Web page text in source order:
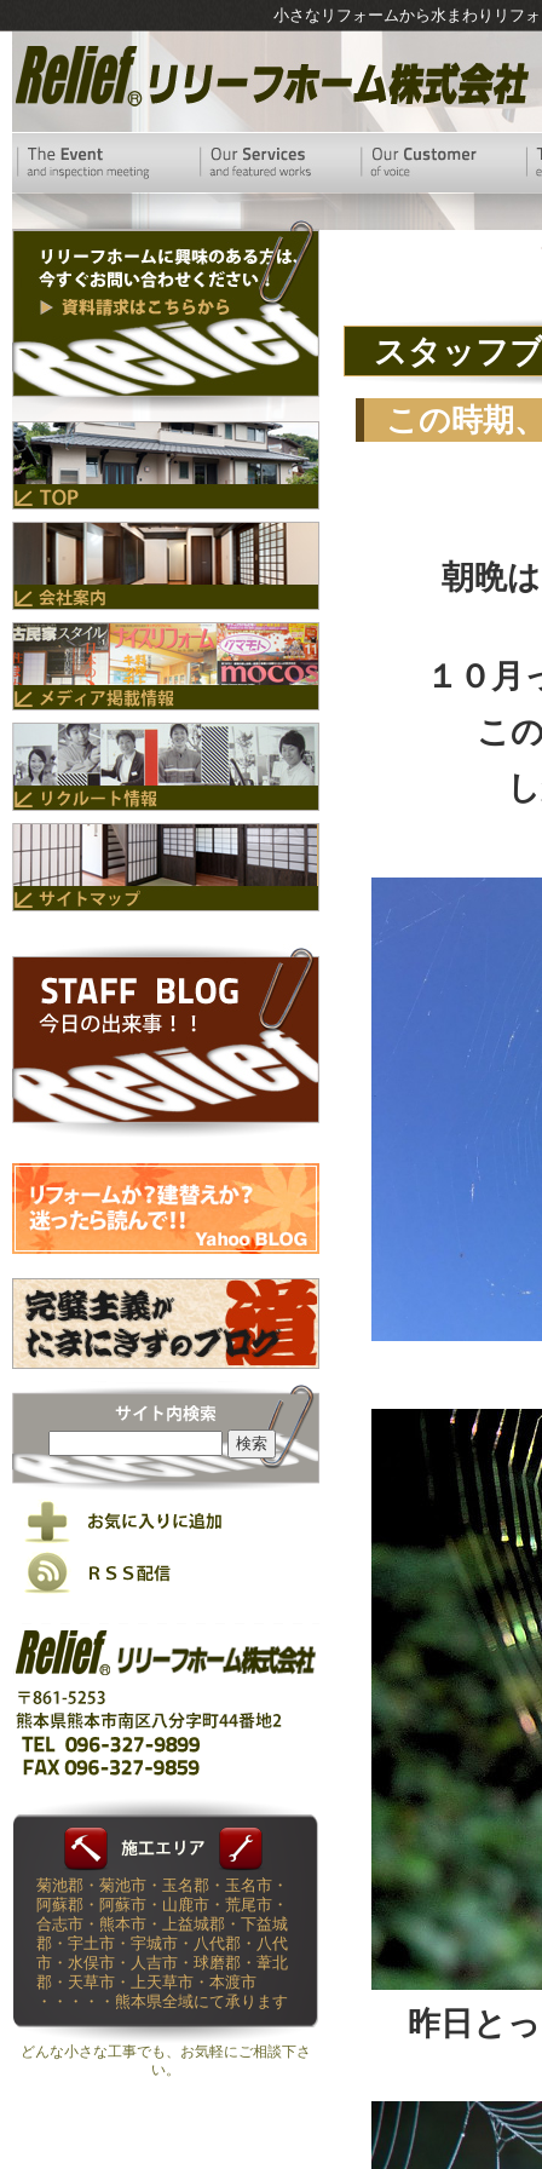
小さなリフォームから水まわりリフ
スタッフ
この時期
朝晩
１０月
こ
昨日と
菊池郡・菊池市・玉名郡・玉名市・
阿蘇郡・阿蘇市・山鹿市・荒尾市・
合志市・熊本市・上益城郡・下益城
郡・宇土市・宇城市・八代郡・八代
市・水俣市・人吉市・球磨郡・葦北
郡・天草市・上天草市・本渡市
・・・・・熊本県全域にて承ります
どんな小さな工事でも、お気軽にご相談下さ
い。